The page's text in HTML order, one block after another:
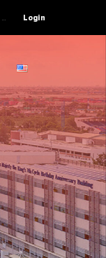
Login